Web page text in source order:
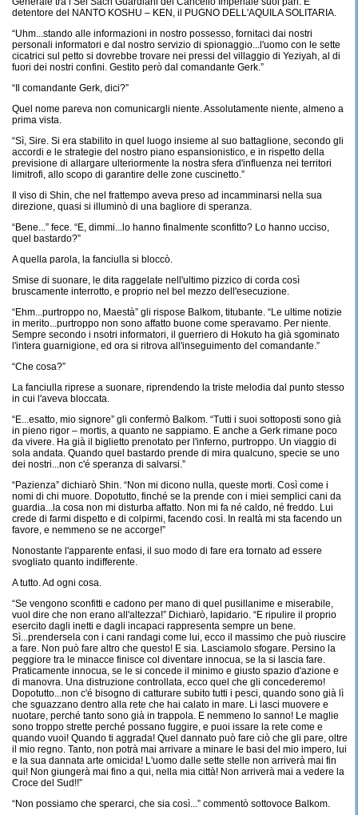
detentore del NANTO KOSHU – KEN, il PUGNO DELL'AQUILA SOLITARIA.
“Uhm...stando alle informazioni in nostro possesso, fornitaci dai nostri
personali informatori e dal nostro servizio di spionaggio...l'uomo con le sette
cicatrici sul petto si dovrebbe trovare nei pressi del villaggio di Yeziyah, al di
fuori dei nostri confini. Gestito però dal comandante Gerk.”
“Il comandante Gerk, dici?”
Quel nome pareva non comunicargli niente. Assolutamente niente, almeno a
prima vista.
“Sì, Sire. Si era stabilito in quel luogo insieme al suo battaglione, secondo gli
accordi e le strategie del nostro piano espansionistico, e in rispetto della
previsione di allargare ulteriormente la nostra sfera d'influenza nei territori
limitrofi, allo scopo di garantire delle zone cuscinetto.”
Il viso di Shin, che nel frattempo aveva preso ad incamminarsi nella sua
direzione, quasi si illuminò di una bagliore di speranza.
“Bene...” fece. “E, dimmi...lo hanno finalmente sconfitto? Lo hanno ucciso,
quel bastardo?”
A quella parola, la fanciulla si bloccò.
Smise di suonare, le dita raggelate nell'ultimo pizzico di corda così
bruscamente interrotto, e proprio nel bel mezzo dell'esecuzione.
“Ehm...purtroppo no, Maestà” gli rispose Balkom, titubante. “Le ultime notizie
in merito...purtroppo non sono affatto buone come speravamo. Per niente.
Sempre secondo i nsotri informatori, il guerriero di Hokuto ha già sgominato
l'intera guarnigione, ed ora si ritrova all'inseguimento del comandante.”
“Che cosa?”
La fanciulla riprese a suonare, riprendendo la triste melodia dal punto stesso
in cui l'aveva bloccata.
“E...esatto, mio signore” gli confermò Balkom. “Tutti i suoi sottoposti sono già
in pieno rigor – mortis, a quanto ne sappiamo. E anche a Gerk rimane poco
da vivere. Ha già il biglietto prenotato per l'inferno, purtroppo. Un viaggio di
sola andata. Quando quel bastardo prende di mira qualcuno, specie se uno
dei nostri...non c'é speranza di salvarsi.”
“Pazienza” dichiarò Shin. “Non mi dicono nulla, queste morti. Così come i
nomi di chi muore. Dopotutto, finché se la prende con i miei semplici cani da
guardia...la cosa non mi disturba affatto. Non mi fa né caldo, né freddo. Lui
crede di farmi dispetto e di colpirmi, facendo così. In realtà mi sta facendo un
favore, e nemmeno se ne accorge!”
Nonostante l'apparente enfasi, il suo modo di fare era tornato ad essere
svogliato quanto indifferente.
A tutto. Ad ogni cosa.
“Se vengono sconfitti e cadono per mano di quel pusillanime e miserabile,
vuol dire che non erano all'altezza!” Dichiarò, lapidario. “E ripulire il proprio
esercito dagli inetti e dagli incapaci rappresenta sempre un bene.
Sì...prendersela con i cani randagi come lui, ecco il massimo che può riuscire
a fare. Non può fare altro che questo! E sia. Lasciamolo sfogare. Persino la
peggiore tra le minacce finisce col diventare innocua, se la si lascia fare.
Praticamente innocua, se le si concede il minimo e giusto spazio d'azione e
di manovra. Una distruzione controllata, ecco quel che gli concederemo!
Dopotutto...non c'é bisogno di catturare subito tutti i pesci, quando sono già lì
che sguazzano dentro alla rete che hai calato in mare. Li lasci muovere e
nuotare, perché tanto sono già in trappola. E nemmeno lo sanno! Le maglie
sono troppo strette perché possano fuggire, e puoi issare la rete come e
quando vuoi! Quando ti aggrada! Quel dannato può fare ciò che gli pare, oltre
il mio regno. Tanto, non potrà mai arrivare a minare le basi del mio impero, lui
e la sua dannata arte omicida! L'uomo dalle sette stelle non arriverà mai fin
qui! Non giungerà mai fino a qui, nella mia città! Non arriverà mai a vedere la
Croce del Sud!!”
“Non possiamo che sperarci, che sia così...” commentò sottovoce Balkom.